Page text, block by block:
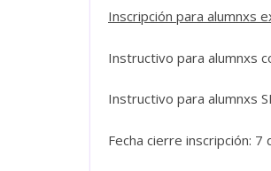
Inscripción para alumnxs
Instructivo para alumnxs
Instructivo para alumnxs
Fecha cierre inscripción: 7